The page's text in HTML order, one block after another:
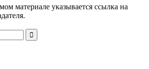
материале указывается ссылка на